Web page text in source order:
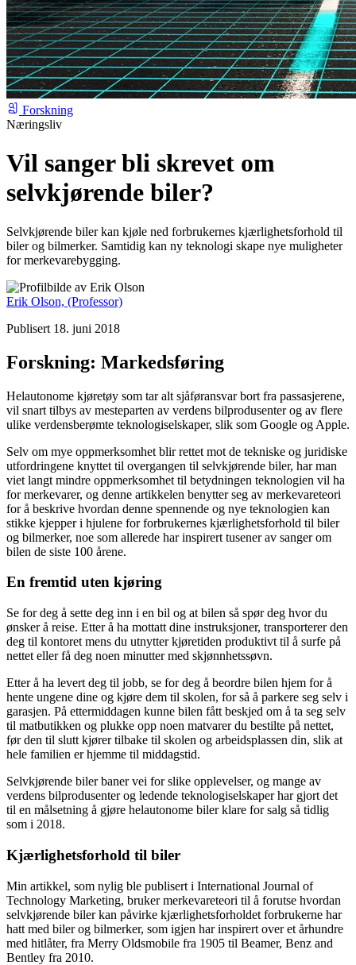
Forskning
Næringsliv
Vil sanger bli skrevet om
selvkjørende biler?
Selvkjørende biler kan kjøle ned forbrukernes kjærlighetsforhold til
biler og bilmerker. Samtidig kan ny teknologi skape nye muligheter
for merkevarebygging.
Erik Olson, (Professor)
Publisert 18. juni 2018
Forskning: Markedsføring
Helautonome kjøretøy som tar alt sjåføransvar bort fra passasjerene,
vil snart tilbys av mesteparten av verdens bilprodusenter og av flere
ulike verdensberømte teknologiselskaper, slik som Google og Apple.
Selv om mye oppmerksomhet blir rettet mot de tekniske og juridiske
utfordringene knyttet til overgangen til selvkjørende biler, har man
viet langt mindre oppmerksomhet til betydningen teknologien vil ha
for merkevarer, og denne artikkelen benytter seg av merkevareteori
for å beskrive hvordan denne spennende og nye teknologien kan
stikke kjepper i hjulene for forbrukernes kjærlighetsforhold til biler
og bilmerker, noe som allerede har inspirert tusener av sanger om
bilen de siste 100 årene.
En fremtid uten kjøring
Se for deg å sette deg inn i en bil og at bilen så spør deg hvor du
ønsker å reise. Etter å ha mottatt dine instruksjoner, transporterer den
deg til kontoret mens du utnytter kjøretiden produktivt til å surfe på
nettet eller få deg noen minutter med skjønnhetssøvn.
Etter å ha levert deg til jobb, se for deg å beordre bilen hjem for å
hente ungene dine og kjøre dem til skolen, for så å parkere seg selv i
garasjen. På ettermiddagen kunne bilen fått beskjed om å ta seg selv
til matbutikken og plukke opp noen matvarer du bestilte på nettet,
før den til slutt kjører tilbake til skolen og arbeidsplassen din, slik at
hele familien er hjemme til middagstid.
Selvkjørende biler baner vei for slike opplevelser, og mange av
verdens bilprodusenter og ledende teknologiselskaper har gjort det
til en målsetning å gjøre helautonome biler klare for salg så tidlig
som i 2018.
Kjærlighetsforhold til biler
Min artikkel, som nylig ble publisert i International Journal of
Technology Marketing, bruker merkevareteori til å forutse hvordan
selvkjørende biler kan påvirke kjærlighetsforholdet forbrukerne har
hatt med biler og bilmerker, som igjen har inspirert over et århundre
med hitlåter, fra Merry Oldsmobile fra 1905 til Beamer, Benz and
Bentley fra 2010.